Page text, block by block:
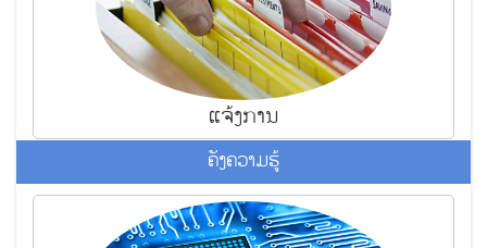
ແຈ້ງ​ການ
​ຄັງ​ຄວາມ​ຮູ້